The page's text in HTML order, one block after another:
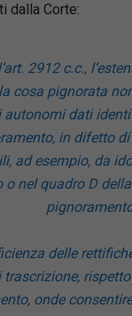
dalla Corte:
2912 c.c.,
cosa pignorata
autonomi dati
in difetto
ad esempio, da
o nel quadro D
delle
onde